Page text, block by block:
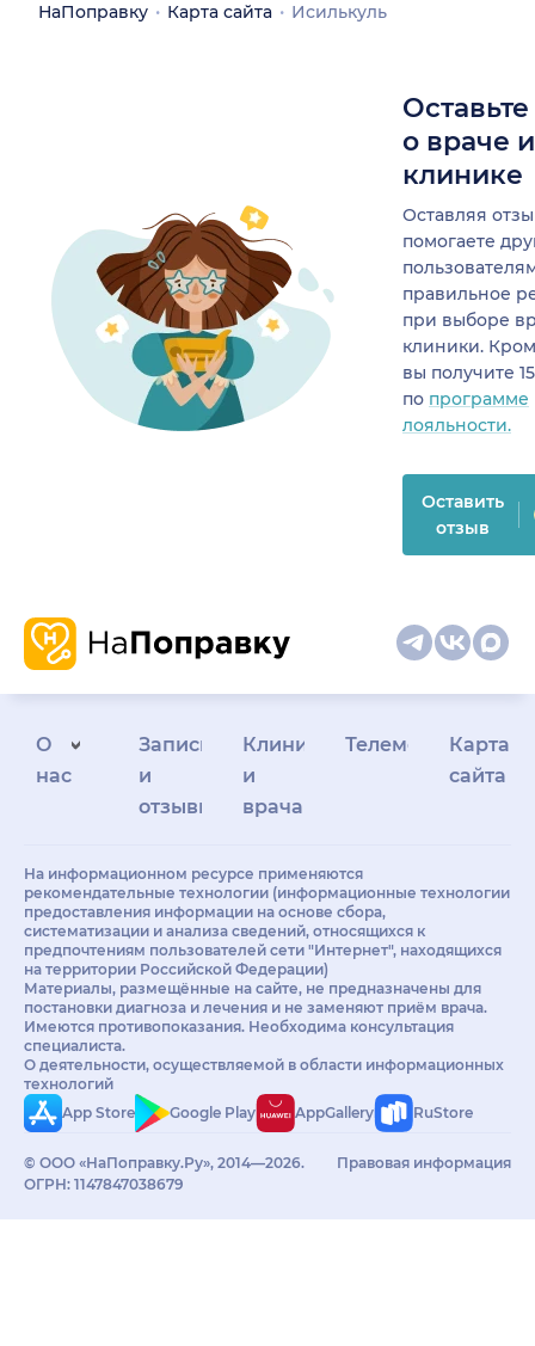
НаПоправку Карта сайта Исилькуль
о враче
клинике
Оставляя
помогаете
правильное
при выборе
клиники.
вы получите
по программе
лояльности.
Оставить
отзыв
О
нас
Запись
и
отзывы
Клиникам
и
врачам
Телемедицина
Карта
сайта
На информационном ресурсе применяются
рекомендательные технологии (информационные технологии
предоставления информации на основе сбора,
систематизации и анализа сведений, относящихся к
предпочтениям пользователей сети "Интернет", находящихся
на территории Российской Федерации)
Материалы, размещённые на сайте, не предназначены для
постановки диагноза и лечения и не заменяют приём врача.
Имеются противопоказания. Необходима консультация
специалиста.
О деятельности, осуществляемой в области информационных
технологий
App Store
Google Play AppGallery RuStore
© ООО «НаПоправку.Ру», 2014—2026.
ОГРН: 1147847038679
Правовая информация